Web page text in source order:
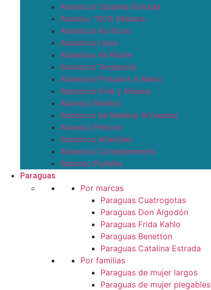
Abanicos Catalina Estrada
Abanico 100% Madera
Abanicos Acrílicos
Abanicos Lisos
Abanicos de Roble
Abanicos Tendencia
Abanicos Pintados a Mano
Abanicos Arte y Música
Abanico Bambú
Abanicos de Madera Artesanal
Abanico Pericon
Abanicos Infantiles
Abanicos Complementos
Abanico Puntilla
Paraguas
Por marcas
Paraguas Cuatrogotas
Paraguas Don Algodón
Paraguas Frida Kahlo
Paraguas Benetton
Paraguas Catalina Estrada
Por familias
Paraguas de mujer largos
Paraguas de mujer plegables